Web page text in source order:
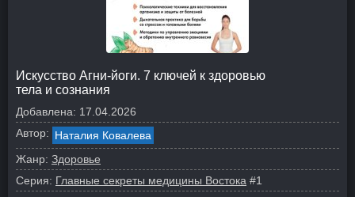
Искусство Агни-йоги. 7 ключей к здоровью
тела и сознания
Добавлена: 17.04.2026
Автор: Наталия Ковалева
Жанр: Здоровье
Серия: Главные секреты медицины Востока #1